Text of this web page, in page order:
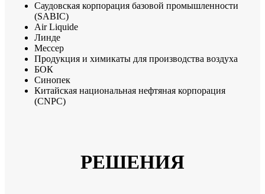
Саудовская корпорация базовой промышленности
(SABIC)
Air Liquide
Линде
Мессер
Продукция и химикаты для производства воздуха
БОК
Синопек
Китайская национальная нефтяная корпорация
(CNPC)
РЕШЕНИЯ